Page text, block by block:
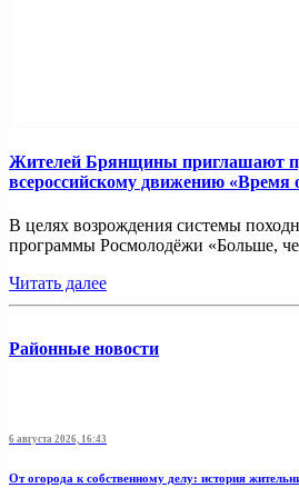
Жителей Брянщины приглашают
всероссийскому движению «Время
В целях возрождения системы
программы Росмолодёжи «Больше,
Читать далее
Районные новости
6 августа 2026, 16:43
От огорода к собственному делу: история